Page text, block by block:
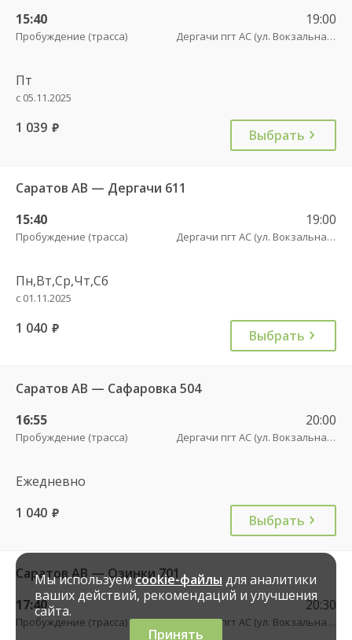
15:40
Пробуждение (трасса)
19:00
Дергачи пгт АС (ул. Вокзальная, 5А)
Пт
с 05.11.2025
1 039 руб. Выбрать
Саратов АВ — Дергачи 611
15:40
Пробуждение (трасса)
19:00
Дергачи пгт АС (ул. Вокзальная, 5А)
Пн,Вт,Ср,Чт,Сб
с 01.11.2025
1 040 руб. Выбрать
Саратов АВ — Сафаровка 504
16:55
Пробуждение (трасса)
20:00
Дергачи пгт АС (ул. Вокзальная, 5А)
Ежедневно
1 040 руб. Выбрать
Саратов АВ — Озинки 701
17:40
Пробуждение (трасса)
20:30
Дергачи пгт АС (ул. Вокзальная, 5А)
Мы используемcookie-файлы для аналитики
ваших действий, рекомендаций и улучшения
сайта.
Принять